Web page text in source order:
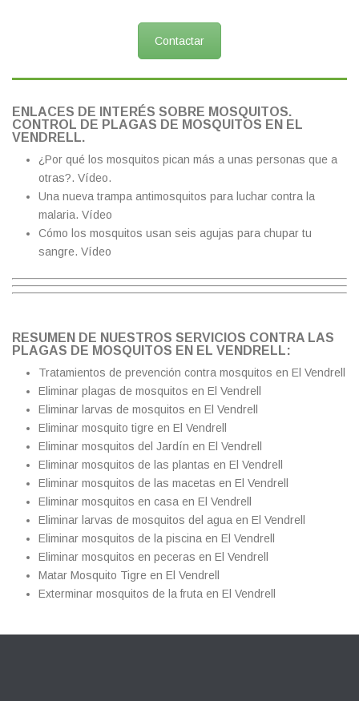
Contactar
ENLACES DE INTERÉS SOBRE MOSQUITOS.
CONTROL DE PLAGAS DE MOSQUITOS EN EL
VENDRELL.
¿Por qué los mosquitos pican más a unas personas que a
otras?. Vídeo.
Una nueva trampa antimosquitos para luchar contra la
malaria. Vídeo
Cómo los mosquitos usan seis agujas para chupar tu
sangre. Vídeo
RESUMEN DE NUESTROS SERVICIOS CONTRA LAS
PLAGAS DE MOSQUITOS EN EL VENDRELL:
Tratamientos de prevención contra mosquitos en El Vendrell
Eliminar plagas de mosquitos en El Vendrell
Eliminar larvas de mosquitos en El Vendrell
Eliminar mosquito tigre en El Vendrell
Eliminar mosquitos del Jardín en El Vendrell
Eliminar mosquitos de las plantas en El Vendrell
Eliminar mosquitos de las macetas en El Vendrell
Eliminar mosquitos en casa en El Vendrell
Eliminar larvas de mosquitos del agua en El Vendrell
Eliminar mosquitos de la piscina en El Vendrell
Eliminar mosquitos en peceras en El Vendrell
Matar Mosquito Tigre en El Vendrell
Exterminar mosquitos de la fruta en El Vendrell